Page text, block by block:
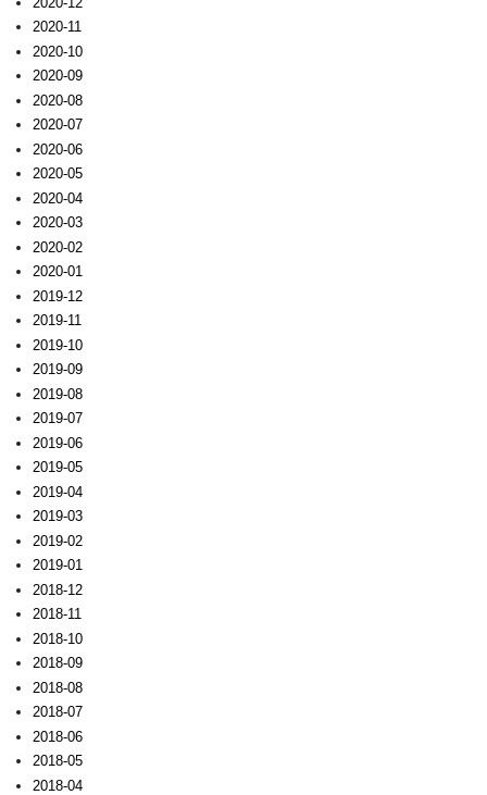
2020-11
2020-10
2020-09
2020-08
2020-07
2020-06
2020-05
2020-04
2020-03
2020-02
2020-01
2019-12
2019-11
2019-10
2019-09
2019-08
2019-07
2019-06
2019-05
2019-04
2019-03
2019-02
2019-01
2018-12
2018-11
2018-10
2018-09
2018-08
2018-07
2018-06
2018-05
2018-04